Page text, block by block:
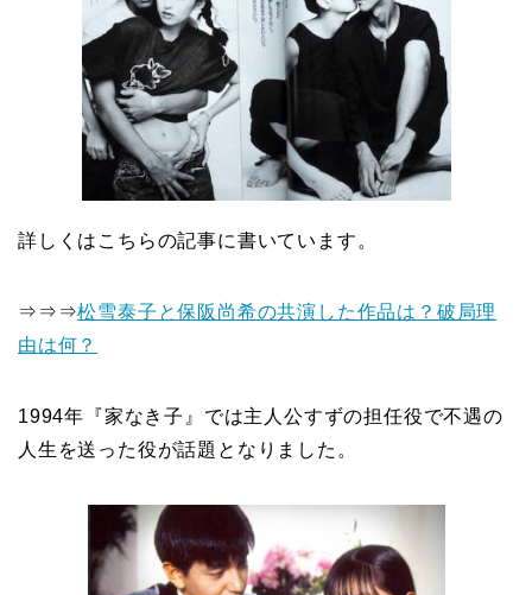
詳しくはこちらの記事に書いています。
⇒⇒⇒松雪泰子と保阪尚希の共演した作品は？破局理
由は何？
1994年『家なき子』では主人公すずの担任役で不遇の
人生を送った役が話題となりました。